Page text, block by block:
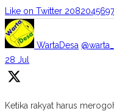
Like on Twitter
WartaDesa
28 Jul
Ketika rakyat harus